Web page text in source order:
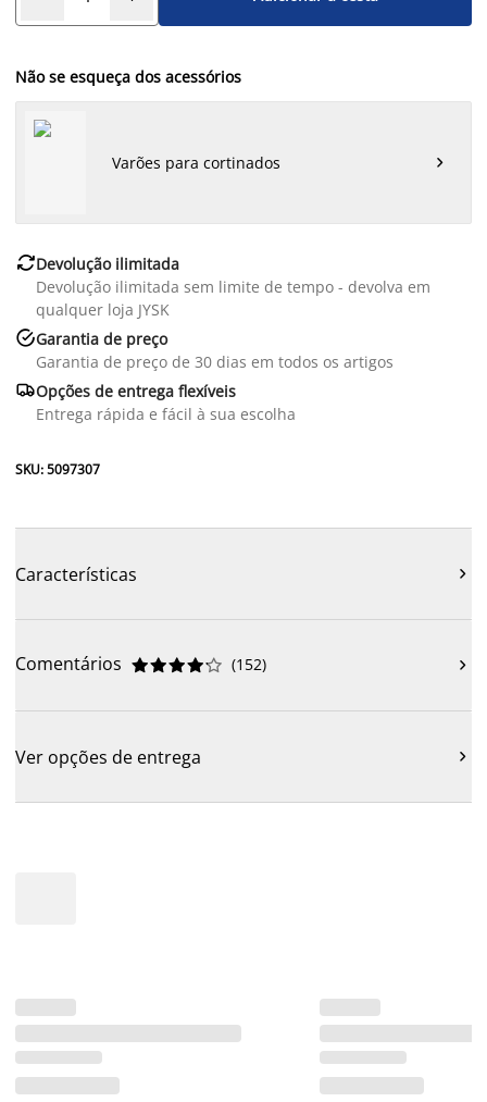
Não se esqueça dos acessórios
Varões para cortinados 
Devolução ilimitada
Devolução ilimitada sem limite de tempo - devolva em
qualquer loja JYSK
Garantia de preço
Garantia de preço de 30 dias em todos os artigos
Opções de entrega flexíveis
Entrega rápida e fácil à sua escolha
SKU: 5097307
Características 
Comentários 




 (152) 
Ver opções de entrega 